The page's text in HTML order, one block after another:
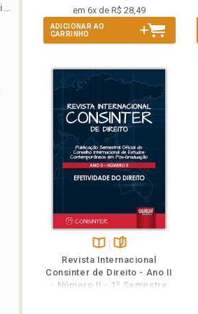
Benefícios e Assistência Social
em 6x de R$ 28,49
ADICIONAR AO
CARRINHO
Disponível
na
B.V.
páginas
Revista Internacional
Consinter de Direito - Ano II
- Número II - 1º Semestre